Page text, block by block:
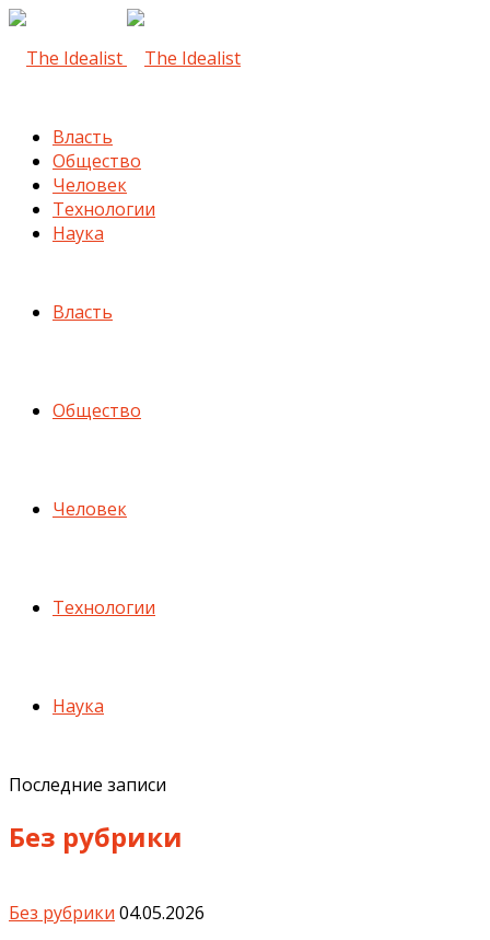
Власть
Общество
Человек
Технологии
Наука
Власть
Общество
Человек
Технологии
Наука
Последние записи
Без рубрики
Без рубрики 04.05.2026